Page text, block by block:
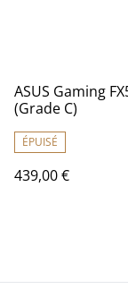
ASUS Gaming
(Grade C)
ÉPUISÉ
439,00 €